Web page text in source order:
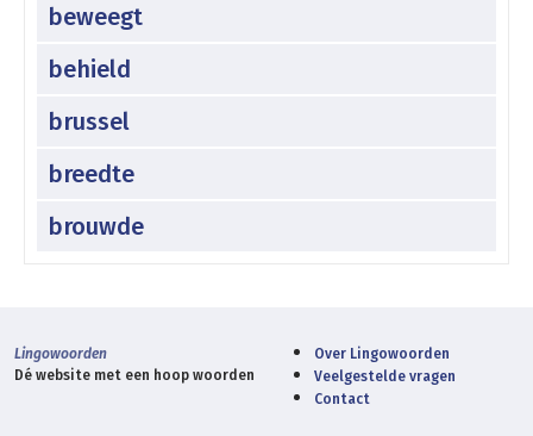
beweegt
behield
brussel
breedte
brouwde
Lingowoorden
Dé website met een hoop woorden
Over Lingowoorden
Veelgestelde vragen
Contact